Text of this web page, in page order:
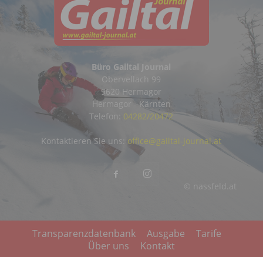
Büro Gailtal Journal
Obervellach 99
9620 Hermagor
Hermagor - Kärnten
Telefon: 04282/20472
© nassfeld.at
Kontaktieren Sie uns: office@gailtal-journal.at
Transparenzdatenbank Ausgabe
Tarife
Über uns
Kontakt